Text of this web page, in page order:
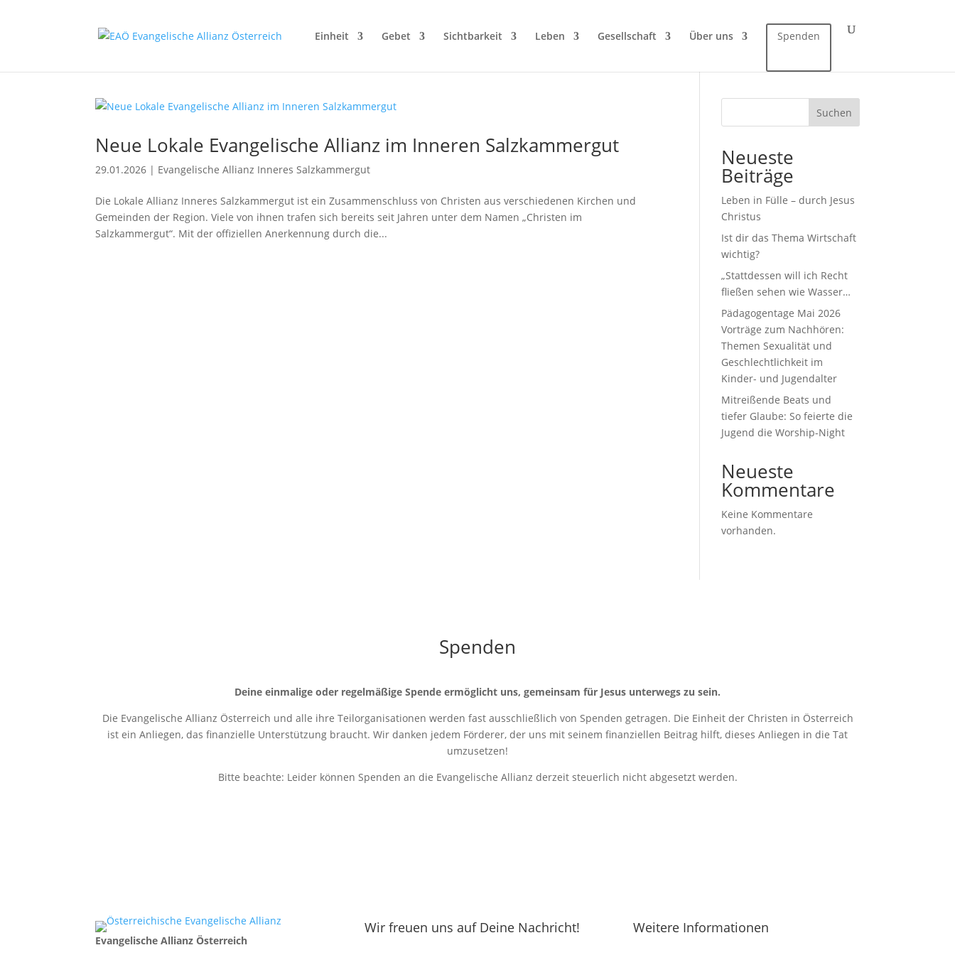
Einheit Gebet Sichtbarkeit Leben Gesellschaft Über uns Spenden
Neue Lokale Evangelische Allianz im Inneren Salzkammergut
29.01.2026 | Evangelische Allianz Inneres Salzkammergut
Die Lokale Allianz Inneres Salzkammergut ist ein Zusammenschluss von Christen aus verschiedenen Kirchen und
Gemeinden der Region. Viele von ihnen trafen sich bereits seit Jahren unter dem Namen „Christen im
Salzkammergut“. Mit der offiziellen Anerkennung durch die...
Suchen
Neueste
Beiträge
Leben in Fülle – durch Jesus
Christus
Ist dir das Thema Wirtschaft
wichtig?
„Stattdessen will ich Recht
fließen sehen wie Wasser…
Pädagogentage Mai 2026
Vorträge zum Nachhören:
Themen Sexualität und
Geschlechtlichkeit im
Kinder- und Jugendalter
Mitreißende Beats und
tiefer Glaube: So feierte die
Jugend die Worship-Night
Neueste
Kommentare
Keine Kommentare
vorhanden.
Spenden
Deine einmalige oder regelmäßige Spende ermöglicht uns, gemeinsam für Jesus unterwegs zu sein.
Die Evangelische Allianz Österreich und alle ihre Teilorganisationen werden fast ausschließlich von Spenden getragen. Die Einheit der Christen in Österreich
ist ein Anliegen, das finanzielle Unterstützung braucht. Wir danken jedem Förderer, der uns mit seinem finanziellen Beitrag hilft, dieses Anliegen in die Tat
umzusetzen!
Bitte beachte: Leider können Spenden an die Evangelische Allianz derzeit steuerlich nicht abgesetzt werden.
Evangelische Allianz Österreich
Wir freuen uns auf Deine Nachricht! Weitere Informationen